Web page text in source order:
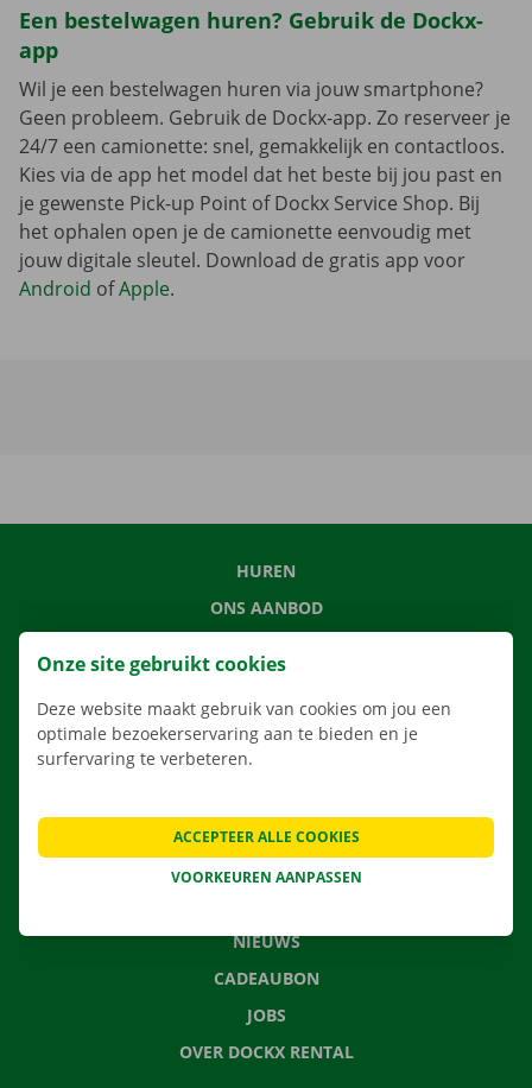
Een bestelwagen huren? Gebruik de Dockx-
app
Wil je een bestelwagen huren via jouw smartphone?
Geen probleem. Gebruik de Dockx-app. Zo reserveer je
24/7 een camionette: snel, gemakkelijk en contactloos.
Kies via de app het model dat het beste bij jou past en
je gewenste Pick-up Point of Dockx Service Shop. Bij
het ophalen open je de camionette eenvoudig met
jouw digitale sleutel. Download de gratis app voor
Android ofApple.
HUREN
ONS AANBOD
APP
VERHUISOPLOSSINGEN
CONTACTEER ONS
NIEUWS
CADEAUBON
JOBS
OVER DOCKX RENTAL
Onze site gebruikt cookies
Deze website maakt gebruik van cookies om jou een
optimale bezoekerservaring aan te bieden en je
surfervaring te verbeteren.
VOORKEUREN AANPASSEN
ACCEPTEER ALLE COOKIES